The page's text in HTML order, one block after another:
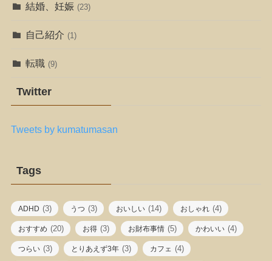
結婚、妊娠 (23)
自己紹介 (1)
転職 (9)
Twitter
Tweets by kumatumasan
Tags
ADHD (3) うつ (3) おいしい (14) おしゃれ (4)
おすすめ (20) お得 (3) お財布事情 (5) かわいい (4)
つらい (3) とりあえず3年 (3) カフェ (4)